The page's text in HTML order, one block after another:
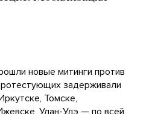
новые митинги против
задерживали
Томске,
Улан-Удэ — по всей